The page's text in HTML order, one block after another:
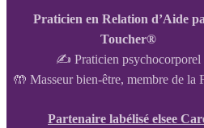
Praticien en Relation d’Aide
Toucher®
✍️ Praticien psychocorporel
🤲 Masseur bien-être, membre de la
Partenaire labélisé elsee